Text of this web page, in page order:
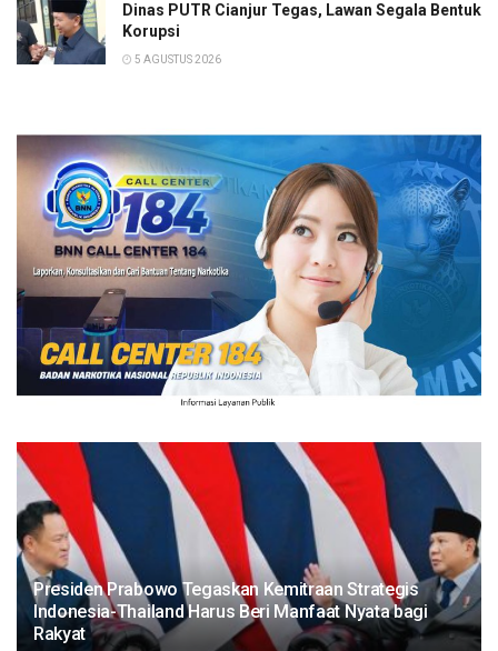
Dinas PUTR Cianjur Tegas, Lawan Segala Bentuk
Korupsi
5 AGUSTUS 2026
Presiden Prabowo Tegaskan Kemitraan Strategis
Indonesia-Thailand Harus Beri Manfaat Nyata bagi
Rakyat